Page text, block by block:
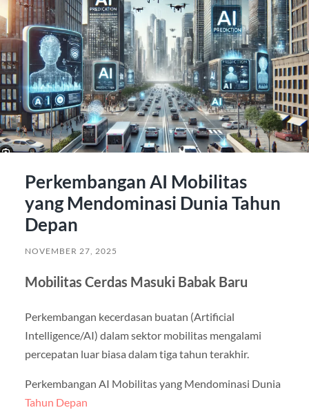
Perkembangan AI Mobilitas
yang Mendominasi Dunia Tahun
Depan
NOVEMBER 27, 2025
Mobilitas Cerdas Masuki Babak Baru
Perkembangan kecerdasan buatan (Artificial
Intelligence/AI) dalam sektor mobilitas mengalami
percepatan luar biasa dalam tiga tahun terakhir.
Perkembangan AI Mobilitas yang Mendominasi Dunia
Tahun Depan